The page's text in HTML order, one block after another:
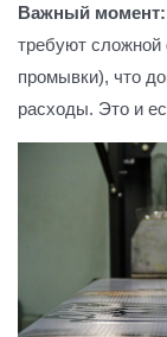
Важный момент:
требуют сложной
промывки), что
расходы. Это и